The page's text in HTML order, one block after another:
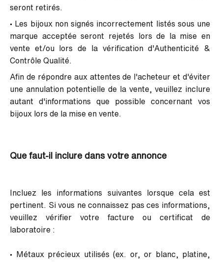
seront retirés.
• Les bijoux non signés incorrectement listés sous une
marque acceptée seront rejetés lors de la mise en
vente et/ou lors de la vérification d'Authenticité &
Contrôle Qualité.
Afin de répondre aux attentes de l'acheteur et d'éviter
une annulation potentielle de la vente, veuillez inclure
autant d'informations que possible concernant
vos
bijoux lors de la mise en vente.
Que faut-il inclure dans votre annonce
Incluez les informations suivantes lorsque cela est
pertinent . Si vous ne connaissez pas ces informations,
veuillez vérifier votre facture ou certificat de
laboratoire :
• Métaux précieux utilisés (ex. or, or blanc, platine,